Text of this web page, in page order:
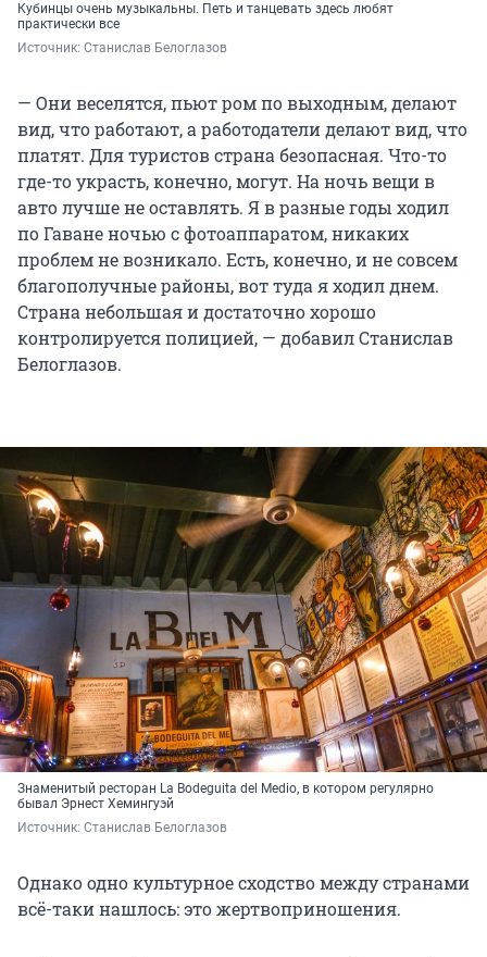
Кубинцы очень музыкальны. Петь и танцевать здесь любят
практически все
Источник: Станислав Белоглазов
— Они веселятся, пьют ром по выходным, делают
вид, что работают, а работодатели делают вид, что
платят. Для туристов страна безопасная. Что-то
где-то украсть, конечно, могут. На ночь вещи в
авто лучше не оставлять. Я в разные годы ходил
по Гаване ночью с фотоаппаратом, никаких
проблем не возникало. Есть, конечно, и не совсем
благополучные районы, вот туда я ходил днем.
Страна небольшая и достаточно хорошо
контролируется полицией, — добавил Станислав
Белоглазов.
Знаменитый ресторан La Bodeguita del Medio, в котором регулярно
бывал Эрнест Хемингуэй
Источник: Станислав Белоглазов
Однако одно культурное сходство между странами
всё-таки нашлось: это жертвоприношения.